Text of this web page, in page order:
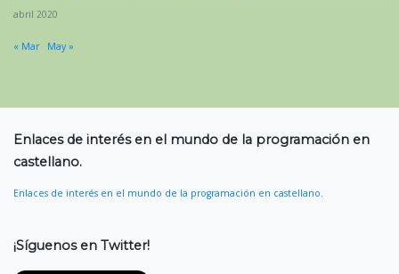
abril 2020
« Mar May »
Enlaces de interés en el mundo de la programación en
castellano.
Enlaces de interés en el mundo de la programación en castellano.
¡Síguenos en Twitter!